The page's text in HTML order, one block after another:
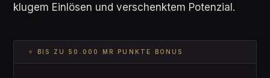
klugem Einlösen und verschenktem Potenzial.
⭐ BIS ZU 50.000 MR PUNKTE BONUS